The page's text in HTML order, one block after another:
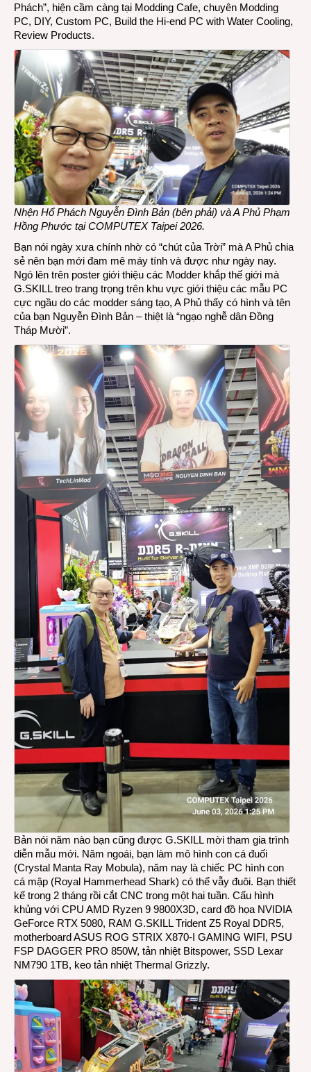
một
Phách”, hiện cầm càng tại Modding Cafe, chuyên Modding
PC, DIY, Custom PC, Build the Hi-end PC with Water Cooling,
Review Products.
Nhện Hổ Phách Nguyễn Đình Bản (bên phải) và A Phủ Phạm
Hồng Phước tại COMPUTEX Taipei 2026.
Bạn nói ngày xưa chính nhờ có “chút của Trời” mà A Phủ chia
sẻ nên bạn mới đam mê máy tính và được như ngày nay.
Ngó lên trên poster giới thiệu các Modder khắp thế giới mà
G.SKILL treo trang trọng trên khu vực giới thiệu các mẫu PC
cực ngầu do các modder sáng tạo, A Phủ thấy có hình và tên
của bạn Nguyễn Đình Bản – thiệt là “ngạo nghễ dân Đồng
Tháp Mười”.
Bản nói năm nào bạn cũng được G.SKILL mời tham gia trình
diễn mẫu mới. Năm ngoái, bạn làm mô hình con cá đuối
(Crystal Manta Ray Mobula), năm nay là chiếc PC hình con
cá mập (Royal Hammerhead Shark) có thể vẫy đuôi. Bạn thiết
kế trong 2 tháng rồi cắt CNC trong một hai tuần. Cấu hình
khủng với CPU AMD Ryzen 9 9800X3D, card đồ họa NVIDIA
GeForce RTX 5080, RAM G.SKILL Trident Z5 Royal DDR5,
motherboard ASUS ROG STRIX X870-I GAMING WIFI, PSU
FSP DAGGER PRO 850W, tản nhiệt Bitspower, SSD Lexar
NM790 1TB, keo tản nhiệt Thermal Grizzly.